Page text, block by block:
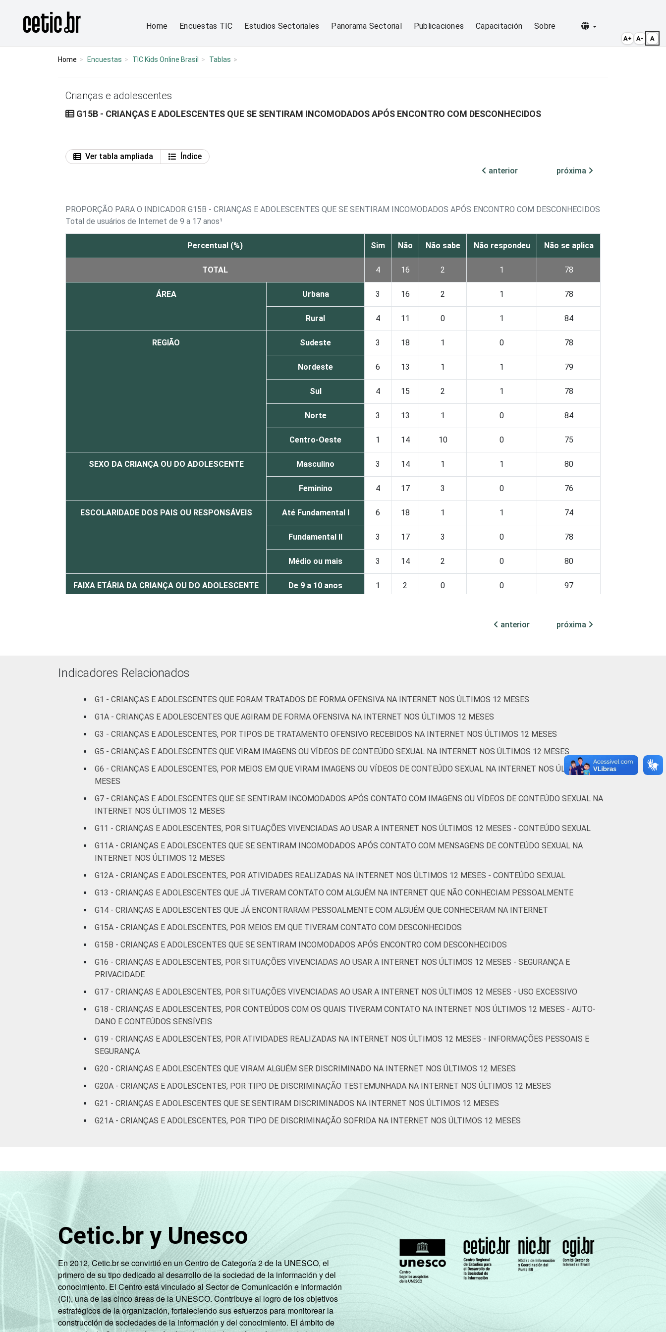
Página inicial
Home Encuestas TIC Estudios Sectoriales Panorama Sectorial Publicaciones Capacitación Sobre Selecionar idioma
Home Encuestas TIC Kids Online Brasil Tablas
Crianças e adolescentes
G15B - CRIANÇAS E ADOLESCENTES QUE SE SENTIRAM INCOMODADOS APÓS ENCONTRO COM DESCONHECIDOS
Ver tabla ampliada
Índice
anterior
próxima
PROPORÇÃO PARA O INDICADOR G15B - CRIANÇAS E ADOLESCENTES QUE SE SENTIRAM INCOMODADOS APÓS ENCONTRO COM DESCONHECIDOS
Total de usuários de Internet de 9 a 17 anos¹
Percentual (%) Sim Não Não sabe Não respondeu Não se aplica
TOTAL 4 16 2 1 78
ÁREA Urbana 3 16 2 1 78
Rural 4 11 0 1 84
REGIÃO Sudeste 3 18 1 0 78
Nordeste 6 13 1 1 79
Sul 4 15 2 1 78
Norte 3 13 1 0 84
Centro-Oeste 1 14 10 0 75
SEXO DA CRIANÇA OU DO ADOLESCENTE Masculino 3 14 1 1 80
Feminino 4 17 3 0 76
ESCOLARIDADE DOS PAIS OU RESPONSÁVEIS Até Fundamental I 6 18 1 1 74
Fundamental II 3 17 3 0 78
Médio ou mais 3 14 2 0 80
FAIXA ETÁRIA DA CRIANÇA OU DO ADOLESCENTE De 9 a 10 anos 1 2 0 0 97
Mais de 2 SM até 3 SM 4 15 2 0
Mais de 3 SM 2 17 4 0 77
Não sabe 2 15 3 4 76
Não respondeu 1 10 1 0 88
CLASSE SOCIAL
C 3 16 3 0 78
Fonte: CGI.br/NIC.br, Centro Regional de Estudos para o Desenvolvimento da Sociedade da Informação (Cetic.br), Pesquisa sobre o Uso da Internet
por Crianças e Adolescentes no Brasil – TIC Kids Online Brasil 2017. ¹Dados coletados por meio de questionários de autopreenchimento.
anterior próxima
Indicadores Relacionados
G1 - CRIANÇAS E ADOLESCENTES QUE FORAM TRATADOS DE FORMA OFENSIVA NA INTERNET NOS ÚLTIMOS 12 MESES
G1A - CRIANÇAS E ADOLESCENTES QUE AGIRAM DE FORMA OFENSIVA NA INTERNET NOS ÚLTIMOS 12 MESES
G3 - CRIANÇAS E ADOLESCENTES, POR TIPOS DE TRATAMENTO OFENSIVO RECEBIDOS NA INTERNET NOS ÚLTIMOS 12 MESES
G5 - CRIANÇAS E ADOLESCENTES QUE VIRAM IMAGENS OU VÍDEOS DE CONTEÚDO SEXUAL NA INTERNET NOS ÚLTIMOS 12 MESES
G6 - CRIANÇAS E ADOLESCENTES, POR MEIOS EM QUE VIRAM IMAGENS OU VÍDEOS DE CONTEÚDO SEXUAL NA INTERNET NOS ÚLTIMOS 12
MESES
G7 - CRIANÇAS E ADOLESCENTES QUE SE SENTIRAM INCOMODADOS APÓS CONTATO COM IMAGENS OU VÍDEOS DE CONTEÚDO SEXUAL NA
INTERNET NOS ÚLTIMOS 12 MESES
G11 - CRIANÇAS E ADOLESCENTES, POR SITUAÇÕES VIVENCIADAS AO USAR A INTERNET NOS ÚLTIMOS 12 MESES - CONTEÚDO SEXUAL
G11A - CRIANÇAS E ADOLESCENTES QUE SE SENTIRAM INCOMODADOS APÓS CONTATO COM MENSAGENS DE CONTEÚDO SEXUAL NA
INTERNET NOS ÚLTIMOS 12 MESES
G12A - CRIANÇAS E ADOLESCENTES, POR ATIVIDADES REALIZADAS NA INTERNET NOS ÚLTIMOS 12 MESES - CONTEÚDO SEXUAL
G13 - CRIANÇAS E ADOLESCENTES QUE JÁ TIVERAM CONTATO COM ALGUÉM NA INTERNET QUE NÃO CONHECIAM PESSOALMENTE
G14 - CRIANÇAS E ADOLESCENTES QUE JÁ ENCONTRARAM PESSOALMENTE COM ALGUÉM QUE CONHECERAM NA INTERNET
G15A - CRIANÇAS E ADOLESCENTES, POR MEIOS EM QUE TIVERAM CONTATO COM DESCONHECIDOS
G15B - CRIANÇAS E ADOLESCENTES QUE SE SENTIRAM INCOMODADOS APÓS ENCONTRO COM DESCONHECIDOS
G16 - CRIANÇAS E ADOLESCENTES, POR SITUAÇÕES VIVENCIADAS AO USAR A INTERNET NOS ÚLTIMOS 12 MESES - SEGURANÇA E
PRIVACIDADE
G17 - CRIANÇAS E ADOLESCENTES, POR SITUAÇÕES VIVENCIADAS AO USAR A INTERNET NOS ÚLTIMOS 12 MESES - USO EXCESSIVO
G18 - CRIANÇAS E ADOLESCENTES, POR CONTEÚDOS COM OS QUAIS TIVERAM CONTATO NA INTERNET NOS ÚLTIMOS 12 MESES - AUTO-
DANO E CONTEÚDOS SENSÍVEIS
G19 - CRIANÇAS E ADOLESCENTES, POR ATIVIDADES REALIZADAS NA INTERNET NOS ÚLTIMOS 12 MESES - INFORMAÇÕES PESSOAIS E
SEGURANÇA
G20 - CRIANÇAS E ADOLESCENTES QUE VIRAM ALGUÉM SER DISCRIMINADO NA INTERNET NOS ÚLTIMOS 12 MESES
G20A - CRIANÇAS E ADOLESCENTES, POR TIPO DE DISCRIMINAÇÃO TESTEMUNHADA NA INTERNET NOS ÚLTIMOS 12 MESES
G21 - CRIANÇAS E ADOLESCENTES QUE SE SENTIRAM DISCRIMINADOS NA INTERNET NOS ÚLTIMOS 12 MESES
G21A - CRIANÇAS E ADOLESCENTES, POR TIPO DE DISCRIMINAÇÃO SOFRIDA NA INTERNET NOS ÚLTIMOS 12 MESES
Cetic.br y Unesco
En 2012, Cetic.br se convirtió en un Centro de Categoría 2 de la UNESCO, el
primero de su tipo dedicado al desarrollo de la sociedad de la información y del
conocimiento. El Centro está vinculado al Sector de Comunicación e Información
(CI), una de las cinco áreas de la UNESCO. Contribuye al logro de los objetivos
estratégicos de la organización, fortaleciendo sus esfuerzos para monitorear la
construcción de sociedades de la información y del conocimiento. El ámbito de
A+ A- A